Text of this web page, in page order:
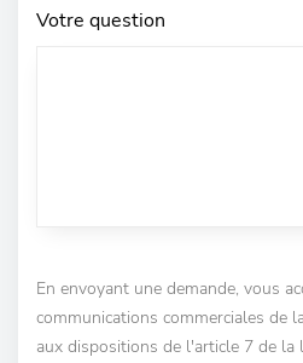
Votre question
En envoyant une demande, vous
communications commerciales de
aux dispositions de l'article 7 de la